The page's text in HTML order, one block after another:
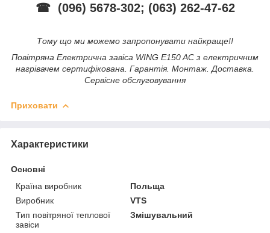
☎ (096) 5678-302; (063) 262-47-62
Тому що ми можемо запропонувати найкраще!!
Повітряна Електрична завіса WING E150 AC з електричним
нагрівачем сертифікована. Гарантія. Монтаж. Доставка.
Сервісне обслуговування
Приховати
Характеристики
Основні
Країна виробник
Польща
Виробник
VTS
Тип повітряної теплової
завіси
Змішувальний